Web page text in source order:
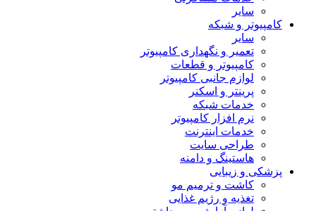
سایر
کامپیوتر و شبکه
سایر
تعمیر و نگهداری کامپیوتر
کامپیوتر و قطعات
لوازم جانبی کامپیوتر
پرینتر و اسکنر
خدمات شبکه
نرم افزار کامپیوتر
خدمات اینترنت
طراحی سایت
هاستینگ و دامنه
پزشکی و زیبایی
کاشت و ترمیم مو
تغذیه و رژیم غذایی